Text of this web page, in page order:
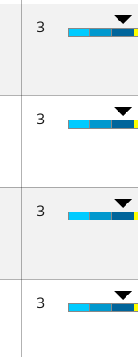
3
3
3
3